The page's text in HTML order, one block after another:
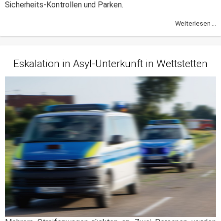
Sicherheits-Kontrollen und Parken.
Weiterlesen ...
Eskalation in Asyl-Unterkunft in Wettstetten